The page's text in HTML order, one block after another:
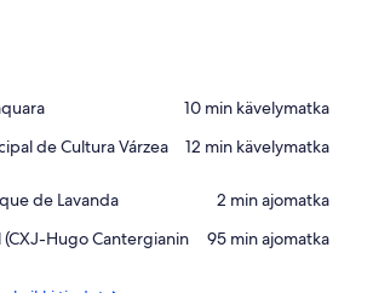
‪10 min kävelymatka‬
de Cultura Várzea
‪12 min kävelymatka‬
de Lavanda
‪2 min ajomatka‬
(CXJ-Hugo Cantergianin
‪95 min ajomatka‬